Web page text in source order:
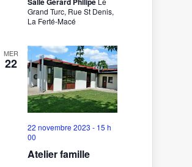
Grand Turc, Rue St Denis,
La Ferté-Macé
MER
22
Atelier famille
22 novembre 2023 - 15 h
00